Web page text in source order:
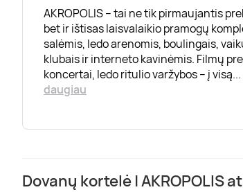
AKROPOLIS – tai ne tik pirmaujantis
bet ir ištisas laisvalaikio pramogų
salėmis, ledo arenomis, boulingais,
klubais ir interneto kavinėmis. Filmų
koncertai, ledo ritulio varžybos – į visą...
daugiau
Dovanų kortelė | AKROPOLIS